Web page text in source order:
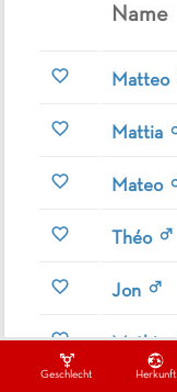
Geschlecht Herkunft
Name
Matteo
Mattia
Mateo
Théo
Jon
Mathis